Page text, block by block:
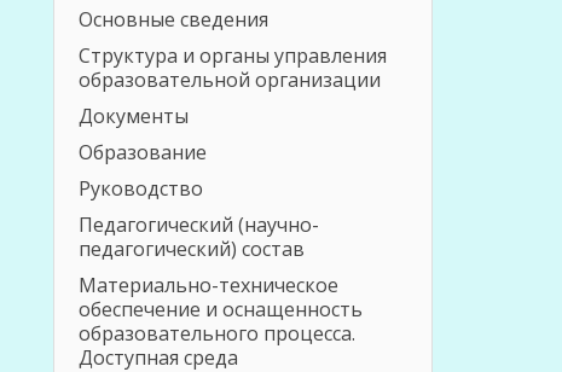
Основные сведения
Структура и органы управления
образовательной организации
Документы
Образование
Руководство
Педагогический (научно-
педагогический) состав
Материально-техническое
обеспечение и оснащенность
образовательного процесса.
Доступная среда